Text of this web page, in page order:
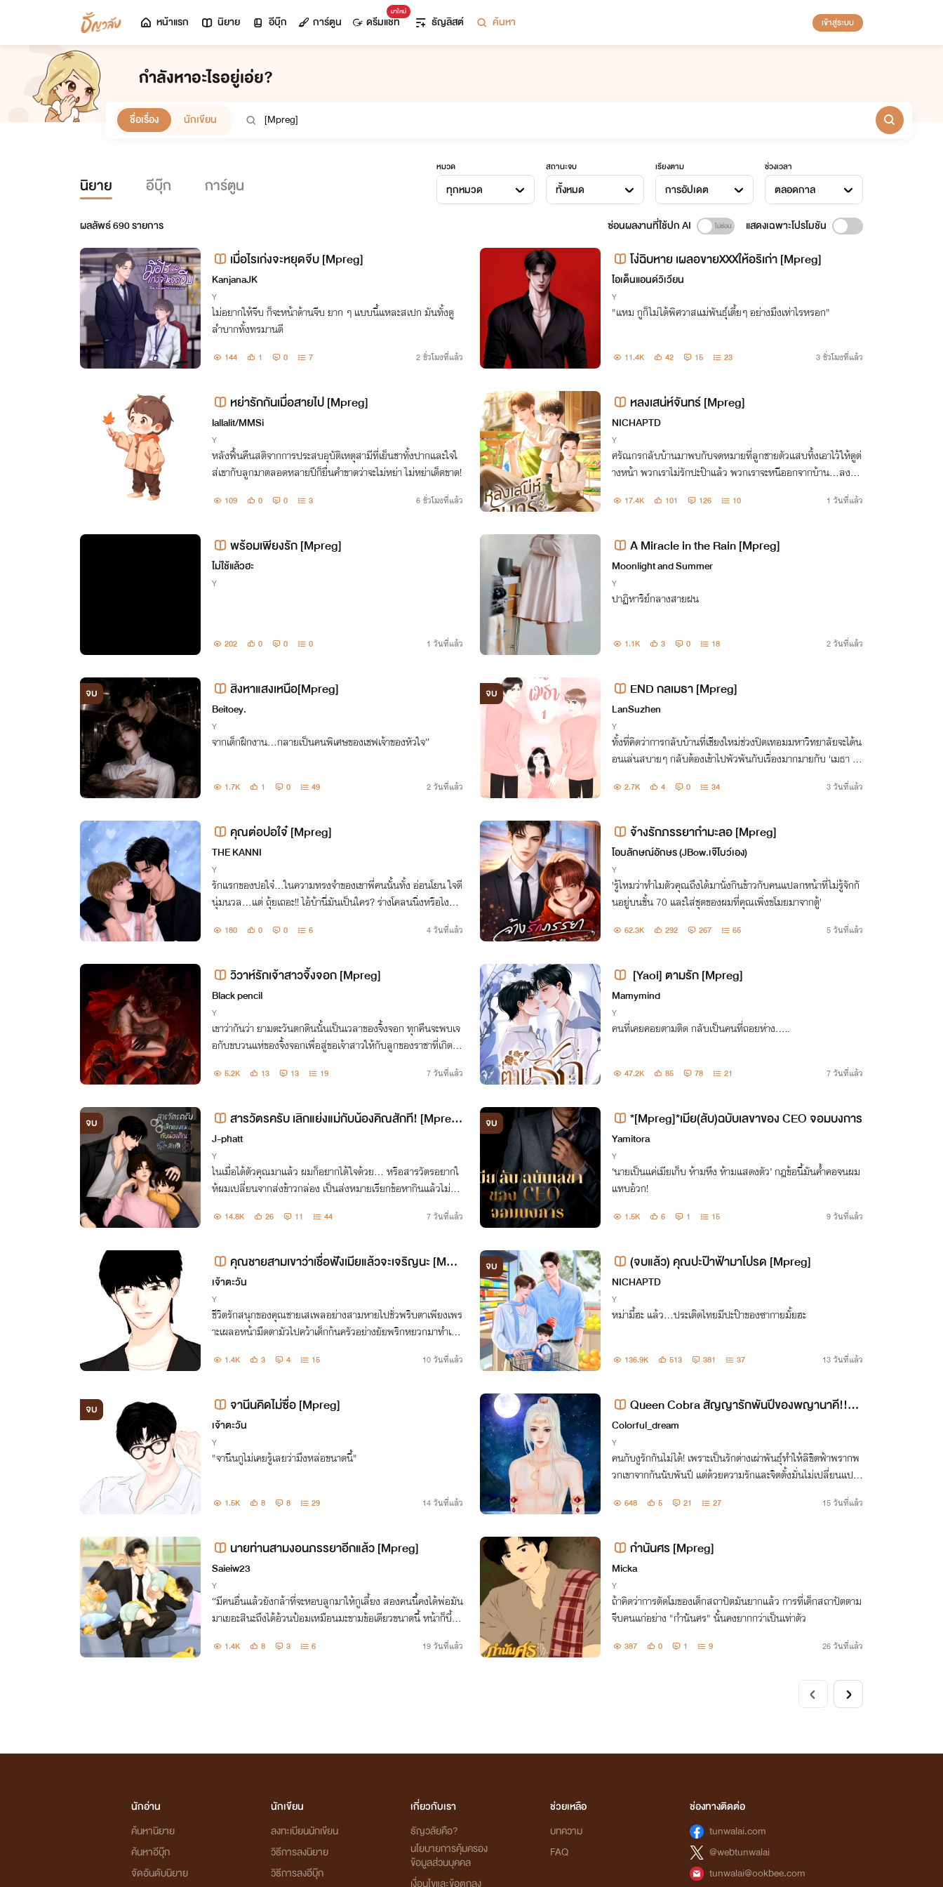
หน้าแรก นิยาย อีบุ๊ก การ์ตูน
มาใหม่
ดรีมแชท ธัญลิสต์ ค้นหา เข้าสู่ระบบ
กำลังหาอะไรอยู่เอ่ย?
ชื่อเรื่อง นักเขียน
นิยาย อีบุ๊ก การ์ตูน
หมวด
ทุกหมวด
สถานะจบ
ทั้งหมด
เรียงตาม
การอัปเดต
ช่วงเวลา
ตลอดกาล
ผลลัพธ์690รายการ ซ่อนผลงานที่ใช้ปก AI แสดงเฉพาะโปรโมชัน
เมื่อไรเก่งจะหยุดจีบ [Mpreg]
KanjanaJK
Y
ไม่อยากให้จีบ ก็จะหน้าด้านจีบ ยาก ๆ แบบนี้แหละสเปก มันทั้งดู
ลำบากทั้งทรมานดี
144 1 0 7 2 ชั่วโมงที่แล้ว
โง่ฉิบหาย เผลอขายXXXให้อริเก่า [Mpreg]
ไอเด็นแอนด์วิเวียน
Y
"แหม กูก็ไม่ได้พิศวาสแม่พันธุ์เตี้ยๆ อย่างมึงเท่าไรหรอก"
11.4K 42 15 23 3 ชั่วโมงที่แล้ว
หย่ารักกันเมื่อสายไป [Mpreg]
lallalit/MMSi
Y
หลังฟื้นคืนสติจากการประสบอุบัติเหตุสามีที่เย็นชาทั้งปากและใจใ
ส่เขากับลูกมาตลอดหลายปีก็ยื่นคำขาดว่าจะไม่หย่า ไม่หย่าเด็ดขาด!
109 0 0 3 6 ชั่วโมงที่แล้ว
หลงเสน่ห์จันทร์ [Mpreg]
NICHAPTD
Y
ศรัณกรกลับบ้านมาพบกับจดหมายที่ลูกชายตัวแสบทิ้งเอาไว้ให้ดูต่
างหน้า พวกเราไม่รักปะป๊าแล้ว พวกเราจะหนีออกจากบ้าน...ลงชื่อ
17.4K 101 126 10 1 วันที่แล้ว
พร้อมเพียงรัก [Mpreg]
ไม่ใช้แล้วฮะ
Y
202 0 0 0 1 วันที่แล้ว
A Miracle in the Rain [Mpreg]
Moonlight and Summer
Y
ปาฏิหาริย์กลางสายฝน
1.1K 3 0 18 2 วันที่แล้ว
จบ สิงหาแสงเหนือ[Mpreg]
Beitoey.
Y
จากเด็กฝึกงาน…กลายเป็นคนพิเศษของเชฟเจ้าของหัวใจ”
1.7K 1 0 49 2 วันที่แล้ว
จบ END กลเมธา [Mpreg]
LanSuzhen
Y
ทั้งที่คิดว่าการกลับบ้านที่เชียงใหม่ช่วงปิดเทอมมหาวิทยาลัยจะได้น
อนเล่นสบายๆ กลับต้องเข้าไปพัวพันกับเรื่องมากมายกับ 'เมธา กา
บเจออะไรบ้าง !?
2.7K 4 0 34 3 วันที่แล้ว
คุณต่อปอใจ๋ [Mpreg]
THE KANNI
Y
รักแรกของปอใจ๋…ในความทรงจำของเขาพี่คนนั้นทั้ง อ่อนโยน ใจดี
นุ่มนวล…แต่ ถุ้ยเถอะ!! ไอ้บ้านี่มันเป็นใคร? ร่างโคลนนิ่งหรือไงทำไ
180 0 0 6 4 วันที่แล้ว
จ้างรักภรรยากำมะลอ [Mpreg]
โอบลักษณ์อักษร (JBow.เจ๊โบว์เอง)
Y
'รู้ไหมว่าทำไมตัวคุณถึงได้มานั่งกินข้าวกับคนแปลกหน้าที่ไม่รู้จักกั
นอยู่บนชั้น 70 และใส่ชุดของผมที่คุณเพิ่งขโมยมาจากตู้'
62.3K 292 267 65 5 วันที่แล้ว
วิวาห์รักเจ้าสาวจิ้งจอก [Mpreg]
Black pencil
Y
เขาว่ากันว่า ยามตะวันตกดินนั้นเป็นเวลาของจิ้งจอก ทุกคืนจะพบเจ
อกับขบวนแห่ของจิ้งจอกเพื่อสู่ขอเจ้าสาวให้กับลูกของราชาที่เกิดมา
5.2K 13 13 19 7 วันที่แล้ว
[Yaoi] ตามรัก [Mpreg]
Mamymind
Y
คนที่เคยคอยตามติด กลับเป็นคนที่ถอยห่าง.....
47.2K 85 78 21 7 วันที่แล้ว
จบ
สารวัตรครับ เลิกแย่งแม่กับน้องคิณสักที! [Mpreg]
| มี E-book
J-phatt
Y
ในเมื่อได้ตัวคุณมาแล้ว ผมก็อยากได้ใจด้วย... หรือสารวัตรอยากใ
ห้ผมเปลี่ยนจากส่งข้าวกล่อง เป็นส่งหมายเรียกข้อหากินแล้วไม่รับ
14.8K 26 11 44 7 วันที่แล้ว
จบ *[Mpreg]*เมีย(ลับ)ฉบับเลขาของ CEO จอมบงการ
Yamitora
Y
‘นายเป็นแค่เมียเก็บ ห้ามหึง ห้ามแสดงตัว’ กฎข้อนี้มันค้ำคอจนผม
แทบอ้วก!
1.5K 6 1 15 9 วันที่แล้ว
คุณชายสามเขาว่าเชื่อฟังเมียแล้วจะเจริญนะ [Mpr
eg]
เจ้าตะวัน
Y
ชีวิตรักสนุกของคุณชายเสเพลอย่างสามหายไปชั่วพริบตาเพียงเพร
าะเผลอหน้ามืดตามัวไปคว้าเด็กก้นครัวอย่างยัยพริกหยวกมาทำเมี
1.4K 3 4 15 10 วันที่แล้ว
จบ (จบแล้ว) คุณปะป๊าฟ้ามาโปรด [Mpreg]
NICHAPTD
Y
หม่ามี้ฮะ แล้ว...ประเต๊ดไทยมีปะป๊าของซากายมั้ยฮะ
136.9K 513 381 37 13 วันที่แล้ว
จบ จานีนคิดไม่ซื่อ [Mpreg]
เจ้าตะวัน
Y
"จานีนกูไม่เคยรู้เลยว่ามึงหล่อขนาดนี้"
1.5K 8 8 29 14 วันที่แล้ว
Queen Cobra สัญญารักพันปีของพญานาคี!!
[Mpreg]
Colorful_dream
Y
คนกับงูรักกันไม่ได้! เพราะเป็นรักต่างเผ่าพันธุ์ทำให้ลิขิตฟ้าพรากพ
วกเขาจากกันนับพันปี แต่ด้วยความรักและจิตตั้งมั่นไม่เปลี่ยนแปล
จากกันอีก"
648 5 21 27 15 วันที่แล้ว
นายท่านสามงอนภรรยาอีกแล้ว [Mpreg]
Saieiw23
Y
“มีคนอื่นแล้วยังกล้าที่จะหอบลูกมาให้กูเลี้ยง สองคนนี้คงได้พ่อมัน
มาเยอะสินะถึงได้อ้วนป้อมเหมือนมะขามข้อเดียวขนาดนี้ หน้าก็บี้ถ้า
กหู กูจะนอน”
1.4K 8 3 6 19 วันที่แล้ว
กำนันศร [Mpreg]
Micka
Y
ถ้าคิดว่าการตัดโมของเด็กสถาปัตมันยากแล้ว การที่เด็กสถาปัตตาม
จีบคนแก่อย่าง "กำนันศร" นั้นคงยากกว่าเป็นเท่าตัว
387 0 1 9 26 วันที่แล้ว
นักอ่าน
ค้นหานิยาย
ค้นหาอีบุ๊ก
จัดอันดับนิยาย
นักเขียน
ลงทะเบียนนักเขียน
วิธีการลงนิยาย
วิธีการลงอีบุ๊ก
เกี่ยวกับเรา
ธัญวลัยคือ?
นโยบายการคุ้มครอง
ข้อมูลส่วนบุคคล
ช่วยเหลือ
บทความ
FAQ
ช่องทางติดต่อ
tunwalai.com
@webtunwalai
tunwalai@ookbee.com